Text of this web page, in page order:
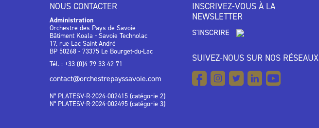
NOUS CONTACTER
Administration
Orchestre des Pays de Savoie
Bâtiment Koala - Savoie Technolac
17, rue Lac Saint André
BP 50268 - 73375 Le Bourget-du-Lac
Tél. : +33 (0)4 79 33 42 71
contact@orchestrepayssavoie.com
N° PLATESV-R-2024-002415 (catégorie 2)
N° PLATESV-R-2024-002495 (catégorie 3)
INSCRIVEZ-VOUS À LA
NEWSLETTER
S'INSCRIRE
SUIVEZ-NOUS SUR NOS RÉSEAUX